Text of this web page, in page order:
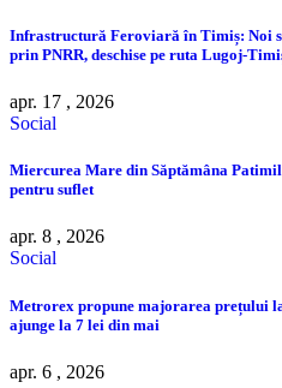
Infrastructură Feroviară în Timiș: Noi
prin PNRR, deschise pe ruta Lugoj-
apr. 17 , 2026
Social
Miercurea Mare din Săptămâna
pentru suflet
apr. 8 , 2026
Social
Metrorex propune majorarea prețului
ajunge la 7 lei din mai
apr. 6 , 2026